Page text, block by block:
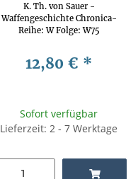
K. Th. von Sauer -
Waffengeschichte Chronica-
Reihe: W Folge: W75
Waffentechnik, Waffenkunde
12,80 € *
Sofort verfügbar
Lieferzeit: 2 - 7 Werktage